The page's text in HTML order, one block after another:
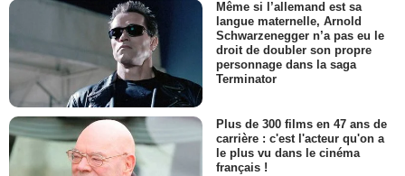
Même si l’allemand est sa
langue maternelle, Arnold
Schwarzenegger n’a pas eu le
droit de doubler son propre
personnage dans la saga
Terminator
Plus de 300 films en 47 ans de
carrière : c'est l'acteur qu'on a
le plus vu dans le cinéma
français !